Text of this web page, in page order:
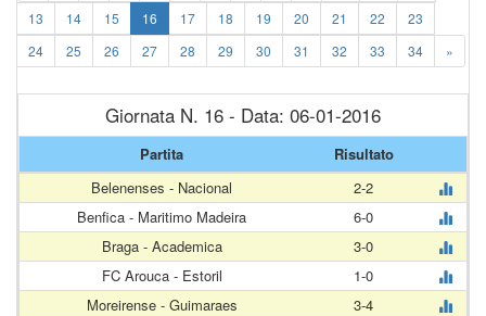
13
14 15 16 17 18 19 20 21 22
23
24
25 26 27 28 29 30 31 32 33 34 »
Giornata N. 16 - Data: 06-01-2016
Partita
Risultato
Belenenses - Nacional
2-2
Benfica - Maritimo Madeira
6-0
Braga - Academica
3-0
FC Arouca - Estoril
1-0
Moreirense - Guimaraes
3-4